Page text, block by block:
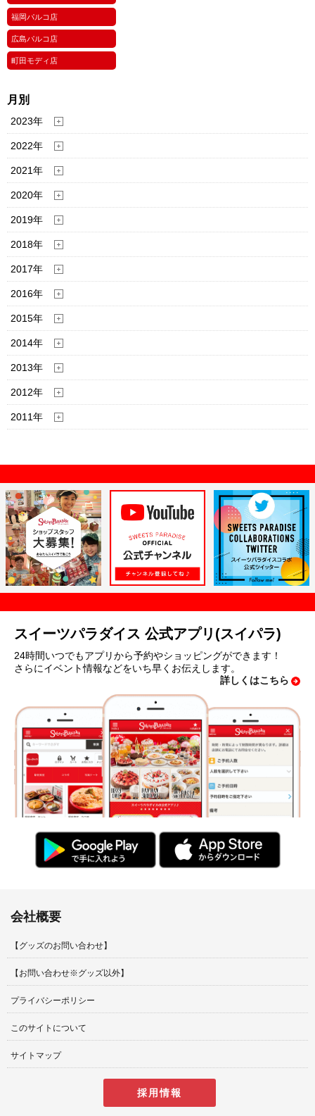
福岡パルコ店
広島パルコ店
町田モディ店
月別
2023年
2022年
2021年
2020年
2019年
2018年
2017年
2016年
2015年
2014年
2013年
2012年
2011年
スイーツパラダイス 公式アプリ(スイパラ)
24時間いつでもアプリから予約やショッピングができます！
さらにイベント情報などをいち早くお伝えします。
詳しくはこちら
会社概要
【グッズのお問い合わせ】
【お問い合わせ※グッズ以外】
プライバシーポリシー
このサイトについて
サイトマップ
採用情報